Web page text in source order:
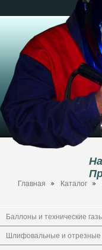
Главная Каталог
Баллоны и технические
Шлифовальные и отрезные